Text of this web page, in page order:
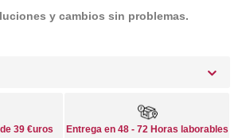
y cambios sin problemas.
39 €uros Entrega en 48 - 72 Horas laborables